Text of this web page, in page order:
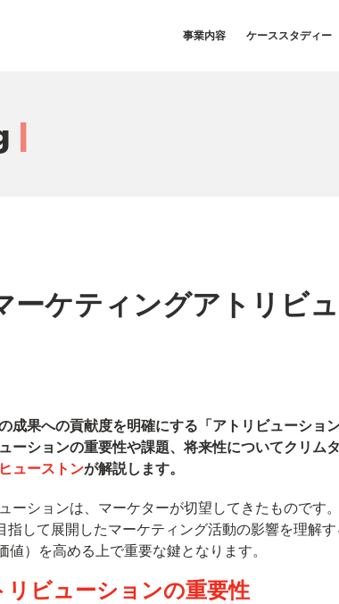
事業内容 ケーススタディー
|
ーケティングアトリビ
成果への貢献度を明確にする「アトリビューショ
ションの重要性や課題、将来性についてクリム
ューストンが解説します。
ーションは、マーケターが切望してきたものです
指して展開したマーケティング活動の影響を理解
値）を高める上で重要な鍵となります。
リビューションの重要性